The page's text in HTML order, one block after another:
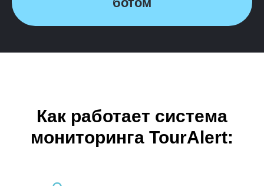
Как работает система
мониторинга TourAlert: